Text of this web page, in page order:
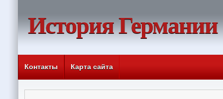
История Германии
Контакты Карта сайта